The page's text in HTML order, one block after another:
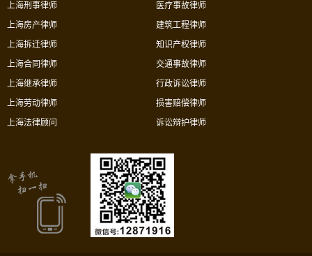
上海刑事律师
上海房产律师
上海拆迁律师
医疗事故律师
建筑工程律师
知识产权律师
上海合同律师
上海继承律师
上海劳动律师
上海法律顾问
交通事故律师
行政诉讼律师
损害赔偿律师
诉讼辩护律师